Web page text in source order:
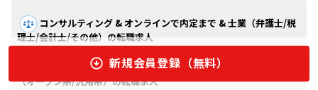
コンサルティング & オンラインで内定まで & 士業（弁護士/税
理士/会計士/その他）の転職求人
コンサルティング & オンラインで内定まで & ITエンジニア
（オープン系/汎用系）の転職求人
新規会員登録（無料）